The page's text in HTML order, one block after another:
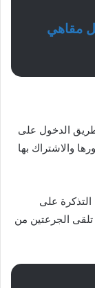
مقاهي
في موسم الرياض 2021 عن طريق الدخول على
والاشتراك بها
على
تلقى الجرعتين من